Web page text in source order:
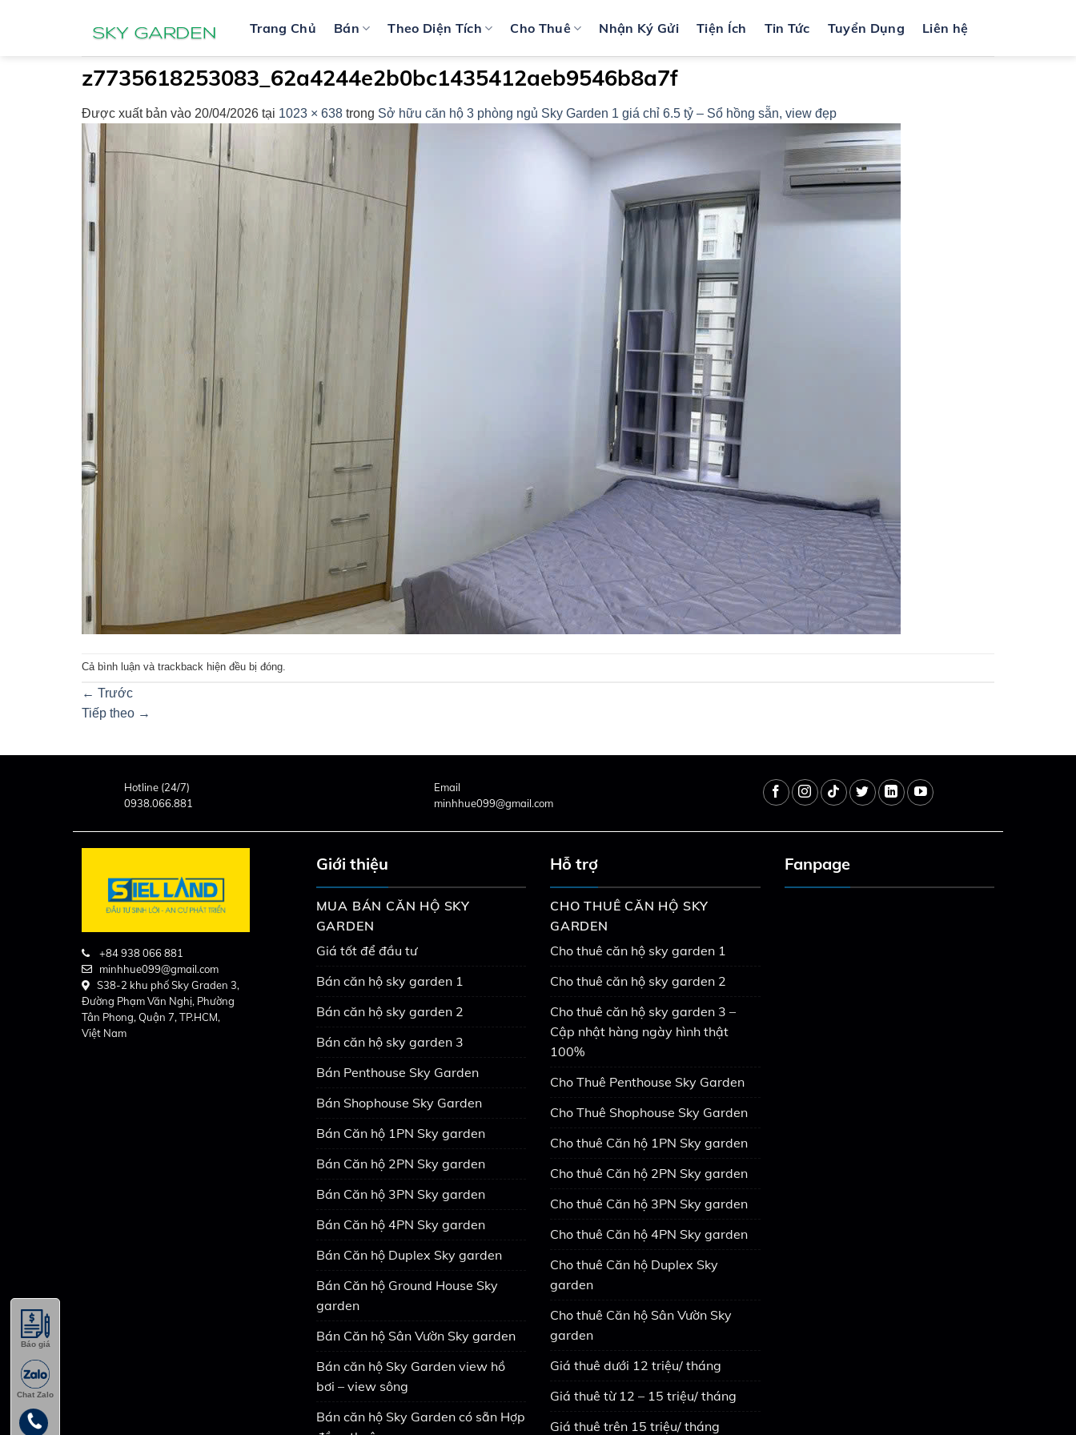
Trang Chủ Bán Theo Diện Tích Cho Thuê Nhận Ký Gửi Tiện Ích Tin Tức Tuyển Dụng Liên hệ
z7735618253083_62a4244e2b0bc1435412aeb9546b8a7f
Được xuất bản vào 20/04/2026 tại 1023 × 638 trong Sở hữu căn hộ 3 phòng ngủ Sky Garden 1 giá chỉ 6.5 tỷ – Sổ hồng sẵn, view đẹp
Cả bình luận và trackback hiện đều bị đóng.
← Trước
Tiếp theo →
Hotline (24/7)
0938.066.881
Email
minhhue099@gmail.com
+84 938 066 881
minhhue099@gmail.com
S38-2 khu phố Sky Graden 3,
Đường Phạm Văn Nghị, Phường
Tân Phong, Quận 7, TP.HCM,
Việt Nam
Giới thiệu
MUA BÁN CĂN HỘ SKY
GARDEN
Giá tốt để đầu tư
Bán căn hộ sky garden 1
Bán căn hộ sky garden 2
Bán căn hộ sky garden 3
Bán Penthouse Sky Garden
Bán Shophouse Sky Garden
Bán Căn hộ 1PN Sky garden
Bán Căn hộ 2PN Sky garden
Bán Căn hộ 3PN Sky garden
Bán Căn hộ 4PN Sky garden
Bán Căn hộ Duplex Sky garden
Bán Căn hộ Ground House Sky
garden
Bán Căn hộ Sân Vườn Sky garden
Bán căn hộ Sky Garden view hồ
bơi – view sông
Bán căn hộ Sky Garden có sẵn Hợp
Hỗ trợ
CHO THUÊ CĂN HỘ SKY
GARDEN
Cho thuê căn hộ sky garden 1
Cho thuê căn hộ sky garden 2
Cho thuê căn hộ sky garden 3 –
Cập nhật hàng ngày hình thật
100%
Cho Thuê Penthouse Sky Garden
Cho Thuê Shophouse Sky Garden
Cho thuê Căn hộ 1PN Sky garden
Cho thuê Căn hộ 2PN Sky garden
Cho thuê Căn hộ 3PN Sky garden
Cho thuê Căn hộ 4PN Sky garden
Cho thuê Căn hộ Duplex Sky
garden
Cho thuê Căn hộ Sân Vườn Sky
garden
Giá thuê dưới 12 triệu/ tháng
Giá thuê từ 12 – 15 triệu/ tháng
Giá thuê trên 15 triệu/ tháng
Fanpage
Báo giá
Chat Zalo